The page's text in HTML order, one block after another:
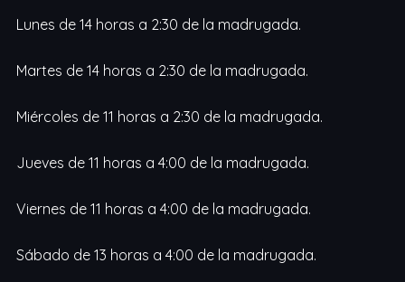
Lunes de 14 horas a 2:30 de la madrugada.
Martes de 14 horas a 2:30 de la madrugada.
Miércoles de 11 horas a 2:30 de la madrugada.
Jueves de 11 horas a 4:00 de la madrugada.
Viernes de 11 horas a 4:00 de la madrugada.
Sábado de 13 horas a 4:00 de la madrugada.